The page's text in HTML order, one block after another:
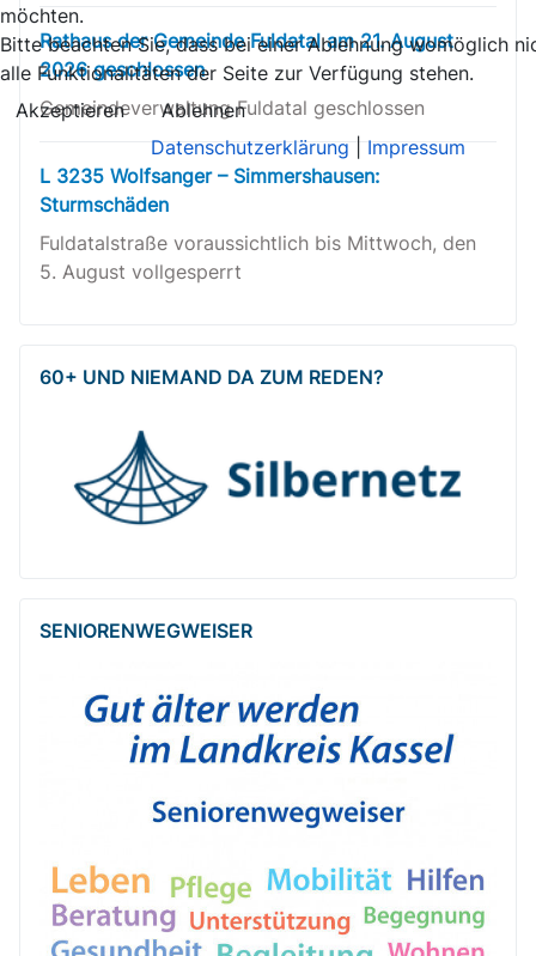
Rathaus der Gemeinde Fuldatal am 21. August
2026 geschlossen
Gemeindeverwaltung Fuldatal geschlossen
L 3235 Wolfsanger – Simmershausen:
Sturmschäden
Fuldatalstraße voraussichtlich bis Mittwoch, den
5. August vollgesperrt
60+ UND NIEMAND DA ZUM REDEN?
SENIOREN­WEG­WEISER
möchten.
Bitte beachten Sie, dass bei einer Ablehnung womöglich
alle Funktionalitäten der Seite zur Verfügung stehen.
Akzeptieren
Ablehnen
Datenschutzerklärung
Impressum